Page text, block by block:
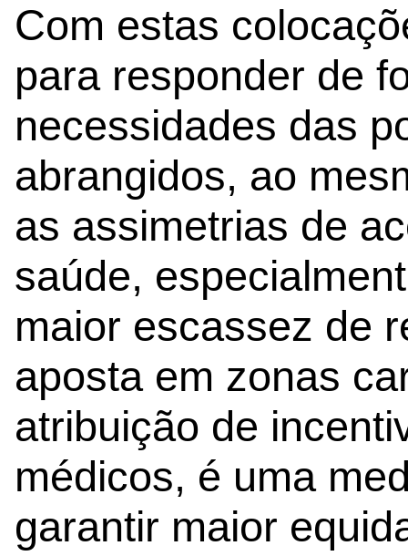
Com estas
para responder de
necessidades das
abrangidos, ao
as assimetrias de
saúde,
maior escassez de
aposta em zonas
atribuição de
médicos, é uma
garantir maior